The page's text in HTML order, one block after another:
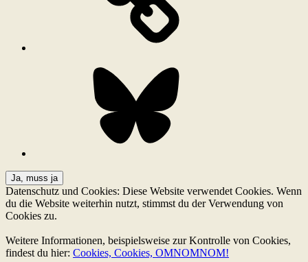
Datenschutz und Cookies: Diese Website verwendet Cookies. Wenn
du die Website weiterhin nutzt, stimmst du der Verwendung von
Cookies zu.
Weitere Informationen, beispielsweise zur Kontrolle von Cookies,
findest du hier: Cookies, Cookies, OMNOMNOM!